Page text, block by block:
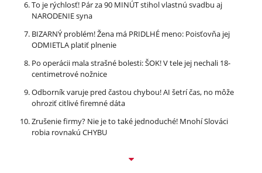
To je rýchlosť! Pár za 90 MINÚT stihol vlastnú svadbu aj
NARODENIE syna
BIZARNÝ problém! Žena má PRIDLHÉ meno: Poisťovňa jej
ODMIETLA platiť plnenie
Po operácii mala strašné bolesti: ŠOK! V tele jej nechali 18-
centimetrové nožnice
Odborník varuje pred častou chybou! AI šetrí čas, no môže
ohroziť citlivé firemné dáta
Zrušenie firmy? Nie je to také jednoduché! Mnohí Slováci
robia rovnakú CHYBU